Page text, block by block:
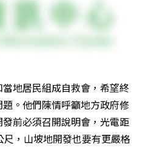
地居民組成自救會，希望終
。他們陳情呼籲地方政府修
前必須召開說明會，光電距
，山坡地開發也要有更嚴格